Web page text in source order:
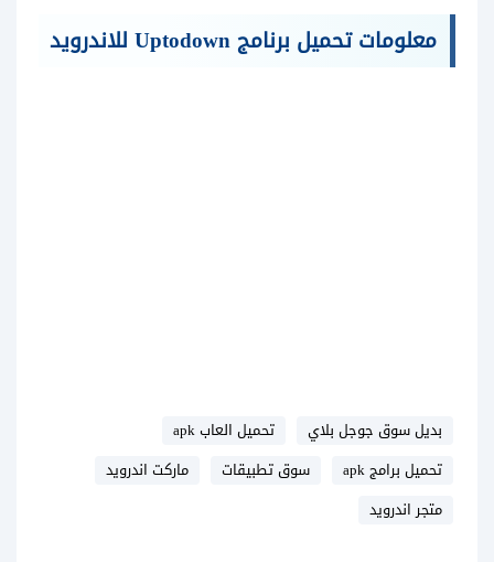
معلومات تحميل برنامج Uptodown للاندرويد
بديل سوق جوجل بلاي
تحميل العاب apk
تحميل برامج apk
سوق تطبيقات
ماركت اندرويد
متجر اندرويد